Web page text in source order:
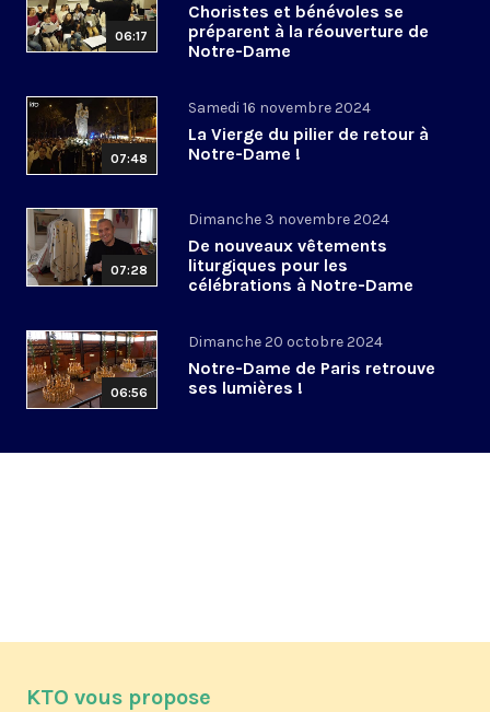
06:17
Choristes et bénévoles se
préparent à la réouverture de
Notre-Dame
07:48
Samedi 16 novembre 2024
La Vierge du pilier de retour à
Notre-Dame !
07:28
Dimanche 3 novembre 2024
De nouveaux vêtements
liturgiques pour les
célébrations à Notre-Dame
06:56
Dimanche 20 octobre 2024
Notre-Dame de Paris retrouve
ses lumières !
KTO vous propose